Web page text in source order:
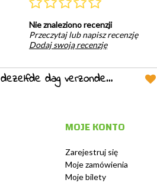
Nie znaleziono recenzji
Przeczytaj lub napisz recenzję
Dodaj swoją recenzję
dag verzonden!
MOJE KONTO
Zarejestruj się
Moje zamówienia
Moje bilety